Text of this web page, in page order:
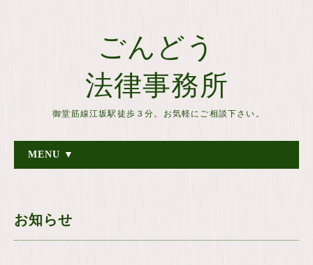
ごんどう
法律事務所
御堂筋線江坂駅徒歩３分。お気軽にご相談下さい。
MENU ▼
お知らせ